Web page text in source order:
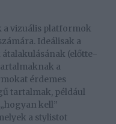
a vizuális platformok
Ideálisak a
(előtte-
a
érdemes
tartalmak, például
kell”
a stylistot